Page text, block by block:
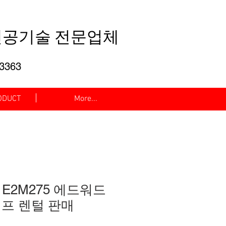
기술 전문업체
More...
에드워드
렌털 판매